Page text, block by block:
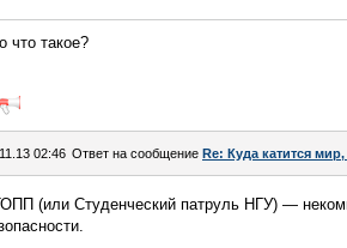
что такое?
02:46 Ответ на сообщение Re: Куда катится
(или Студенческий патруль НГУ) —